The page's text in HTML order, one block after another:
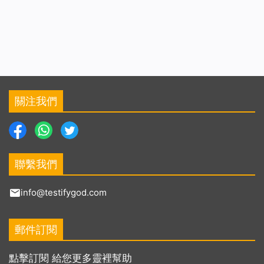
關注我們
聯繫我們
info@testifygod.com
郵件訂閱
點擊訂閱 給您更多靈裡幫助